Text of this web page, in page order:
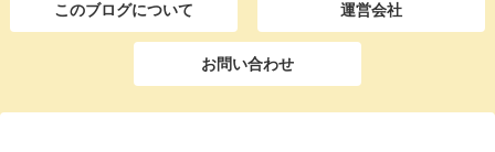
このブログについて 運営会社
お問い合わせ